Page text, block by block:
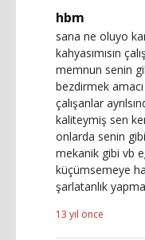
hbm
sana ne oluyo
kahyasımısın
memnun senin
bezdirmek
çalışanlar
kaliteymiş sen
onlarda senin
mekanik gibi vb
küçümsemeye
şarlatanlık
13 yıl önce